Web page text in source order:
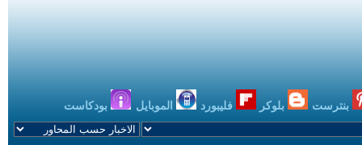
بنترست بلوكر فليبورد الموبايل بودكاست